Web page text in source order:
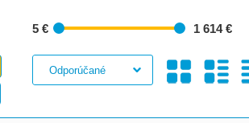
5 € 1 614 €